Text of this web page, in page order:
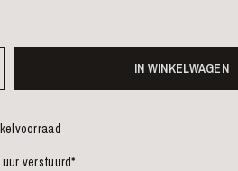
IN WINKELWAGEN
verstuurd*